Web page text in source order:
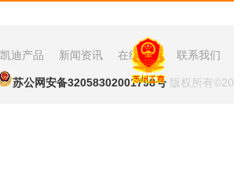
凯迪产品 新闻资讯 在线留言 联系我们
苏公网安备32058302001798号 版权所有